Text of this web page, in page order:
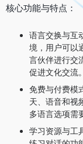
核心功能与特点：
语言交换与互
境，用户可以
言伙伴进行交
促进文化交流。
免费与付费模
天、语音和视
多语言选项需
学习资源与工